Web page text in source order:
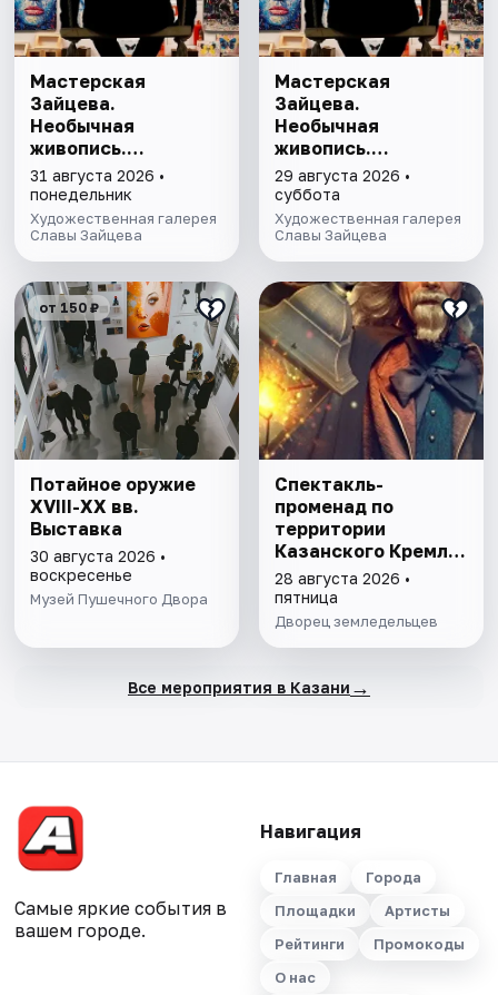
Мастерская
Зайцева.
Необычная
живопись.
Необычная графика
31 августа 2026 •
понедельник
Художественная галерея
Славы Зайцева
Мастерская
Зайцева.
Необычная
живопись.
Необычная графика
29 августа 2026 •
суббота
Художественная галерея
Славы Зайцева
от 150 ₽
Потайное оружие
XVIII-XX вв.
Выставка
30 августа 2026 •
воскресенье
Музей Пушечного Двора
Спектакль-
променад по
территории
Казанского Кремля
с фонарщиком
Фаролеро
28 августа 2026 •
пятница
Дворец земледельцев
Все мероприятия в Казани →
Самые яркие события в
вашем городе.
Навигация
Главная
Города
Площадки
Артисты
Рейтинги
Промокоды
О нас